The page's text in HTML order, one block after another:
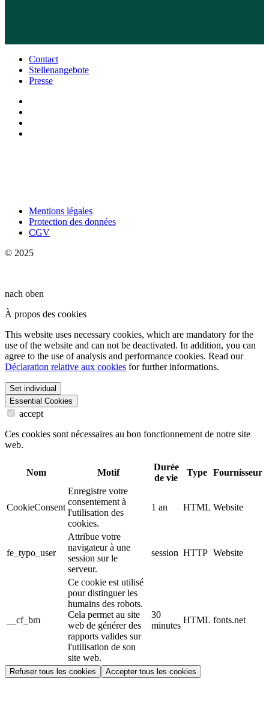
Contact
Stellenangebote
Presse
Mentions légales
Protection des données
CGV
© 2025
nach oben
À propos des cookies
This website uses necessary cookies, which are mandatory for the
use of the website and can not be deactivated. In addition, you can
agree to the use of analysis and performance cookies. Read our
Déclaration relative aux cookies for further informations.
Set individual
Essential Cookies
accept
Ces cookies sont nécessaires au bon fonctionnement de notre site
web.
Nom Motif
Durée
de vie
Type Fournisseur
CookieConsent
Enregistre votre
consentement à
l'utilisation des
cookies.
1 an HTML Website
fe_typo_user
Attribue votre
navigateur à une
session sur le
serveur.
session HTTP Website
__cf_bm
Ce cookie est utilisé
pour distinguer les
humains des robots.
Cela permet au site
web de générer des
rapports valides sur
l'utilisation de son
site web.
30
minutes
HTML fonts.net
Refuser tous les cookies Accepter tous les cookies